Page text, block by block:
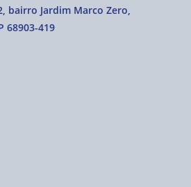
bairro Jardim Marco Zero,
68903-419